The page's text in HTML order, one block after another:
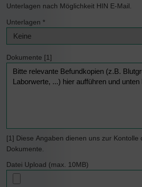
Unterlagen nach Möglichkeit HIN E-Mail.
Unterlagen *
Dokumente [1]
[1] Diese Angaben dienen uns zur Kontolle
Dokumente.
Datei Upload (max. 10MB)